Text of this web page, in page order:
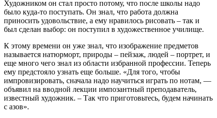
Художником он стал просто потому, что после школы надо
было куда-то поступать. Он знал, что работа должна
приносить удовольствие, а ему нравилось рисовать – так и
был сделан выбор: он поступил в художественное училище.
К этому времени он уже знал, что изображение предметов
называется натюрморт, природы – пейзаж, людей – портрет, и
еще много чего знал из области избранной профессии. Теперь
ему предстояло узнать еще больше. «Для того, чтобы
импровизировать, сначала надо научиться играть по нотам, —
объявил на вводной лекции импозантный преподаватель,
известный художник. – Так что приготовьтесь, будем начинать
с азов».